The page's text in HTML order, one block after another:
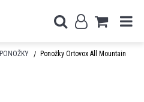
PONOŽKY
Ponožky Ortovox All Mountain